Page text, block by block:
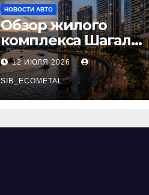
НОВОСТИ АВТО
Обзор жилого
комплекса Шагал
на набережной
Марка Шагала
12 ИЮЛЯ 2026
SIB_ECOMETAL